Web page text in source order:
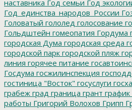
наставника Год семьи Год
Год_единства_народов_России
Головатый гололед голосование
Гольдштейн гомеопатия Гордума
городская Дума городская среда
городской парк городской пляж
линия горячее питание
Госдума госжилинспекция
гостиница "Восток" госуслуги
грабеж град граница грант
работы Григорий Волохов Грипп